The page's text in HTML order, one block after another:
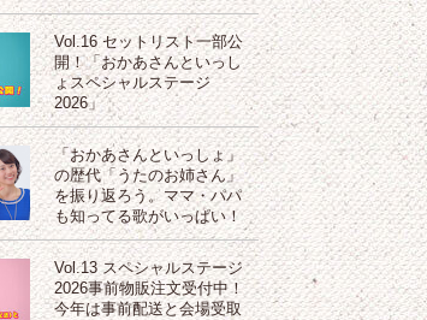
Vol.16 セットリスト一部公
開！「おかあさんといっし
ょスペシャルステージ
2026」
「おかあさんといっしょ」
の歴代「うたのお姉さん」
を振り返ろう。ママ・パパ
も知ってる歌がいっぱい！
Vol.13 スペシャルステージ
2026事前物販注文受付中！
今年は事前配送と会場受取